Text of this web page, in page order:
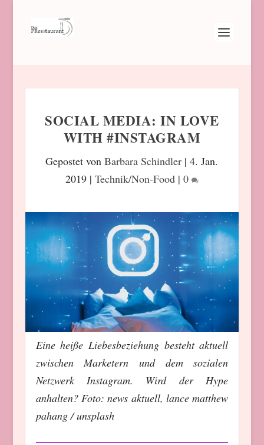
SOCIAL MEDIA: IN LOVE
WITH #INSTAGRAM
Gepostet vonBarbara Schindler |4. Jan.
2019| Technik/Non-Food| 0
Eine heiße Liebesbeziehung besteht aktuell
zwischen Marketern und dem sozialen
Netzwerk Instagram. Wird der Hype
anhalten? Foto: news aktuell, lance matthew
pahang / unsplash